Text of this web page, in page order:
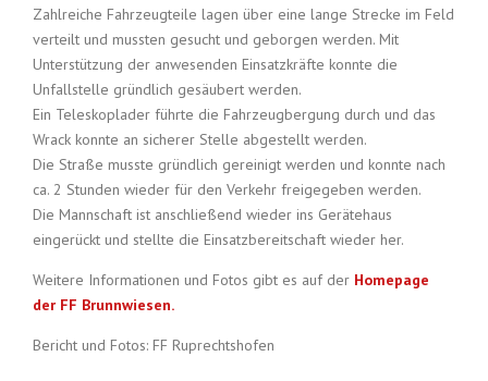
Zahlreiche Fahrzeugteile lagen über eine lange Strecke im Feld
verteilt und mussten gesucht und geborgen werden. Mit
Unterstützung der anwesenden Einsatzkräfte konnte die
Unfallstelle gründlich gesäubert werden.
Ein Teleskoplader führte die Fahrzeugbergung durch und das
Wrack konnte an sicherer Stelle abgestellt werden.
Die Straße musste gründlich gereinigt werden und konnte nach
ca. 2 Stunden wieder für den Verkehr freigegeben werden.
Die Mannschaft ist anschließend wieder ins Gerätehaus
eingerückt und stellte die Einsatzbereitschaft wieder her.
Weitere Informationen und Fotos gibt es auf der Homepage
der FF Brunnwiesen.
Bericht und Fotos: FF Ruprechtshofen